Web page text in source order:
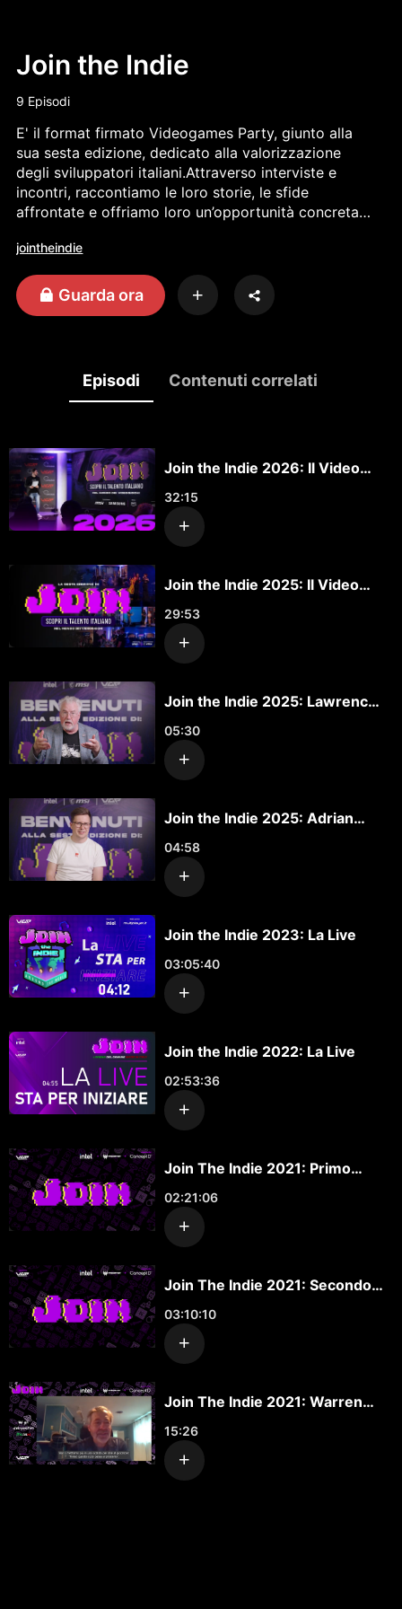
Join the Indie
9 Episodi
E' il format firmato Videogames Party, giunto alla
sua sesta edizione, dedicato alla valorizzazione
degli sviluppatori italiani.Attraverso interviste e
incontri, raccontiamo le loro storie, le sfide
affrontate e offriamo loro un’opportunità concreta
mancano ospiti internazionali di rilievo, che
arricchiscono il confronto e l’ispirazione.Il format si
è evoluto nel tempo mantenendo sempre viva la
passione per la creatività e l’innovazione nel mondo
jointheindie
Guarda ora
Episodi Contenuti correlati
Join the Indie 2026: Il Video
Report
32:15
Join the Indie 2025: Il Video
Report
29:53
Join the Indie 2025: Lawrence
Schick
05:30
Join the Indie 2025: Adrian
Sawko
04:58
Join the Indie 2023: La Live
03:05:40
Join the Indie 2022: La Live
02:53:36
Join The Indie 2021: Primo
Giorno
02:21:06
Join The Indie 2021: Secondo
Giorno
03:10:10
Join The Indie 2021: Warren
Spector
15:26